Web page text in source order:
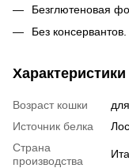
Безглютеновая
Без консервантов.
Характеристики
Возраст кошки
Источник белка
Страна
производства